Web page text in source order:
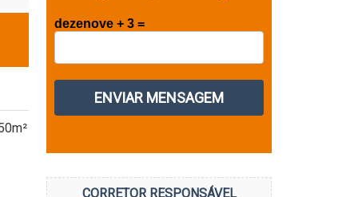
dezenove + 3 =
CORRETOR RESPONSÁVEL